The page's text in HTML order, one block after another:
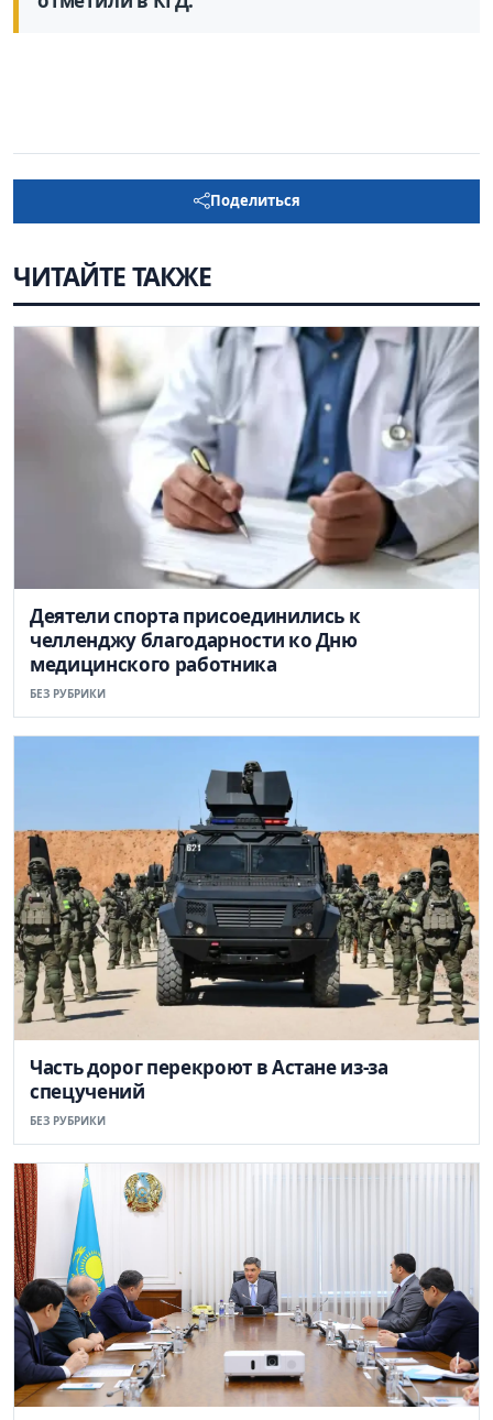
Поделиться
ЧИТАЙТЕ ТАКЖЕ
Деятели спорта присоединились к
челленджу благодарности ко Дню
медицинского работника
БЕЗ РУБРИКИ
Часть дорог перекроют в Астане из-за
спецучений
БЕЗ РУБРИКИ